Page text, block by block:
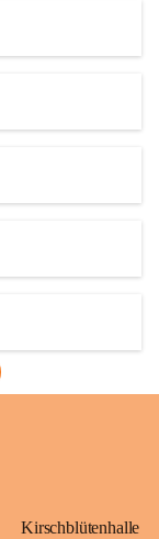
Kirschblütenhalle